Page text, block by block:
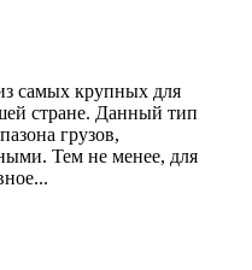
самых крупных для
стране. Данный тип
грузов,
Тем не менее, для